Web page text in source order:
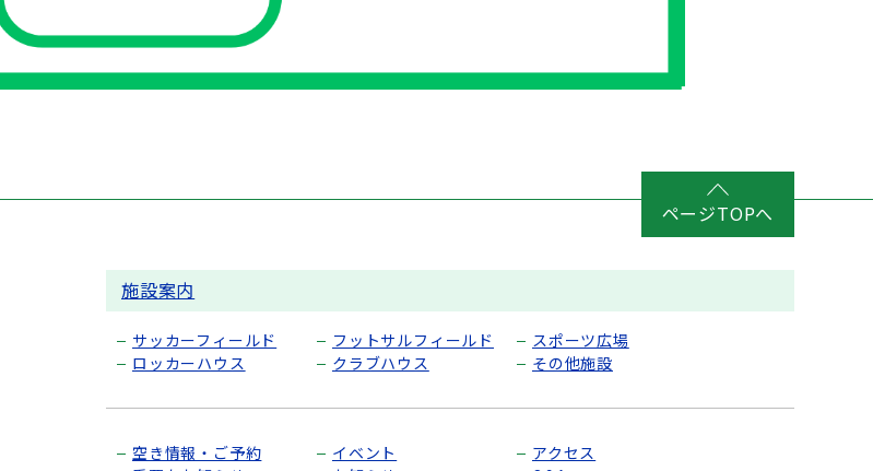
ページTOPへ
施設案内
サッカーフィールド フットサルフィールド
スポーツ広場
ロッカーハウス
クラブハウス その他施設
空き情報・ご予約 イベント
アクセス